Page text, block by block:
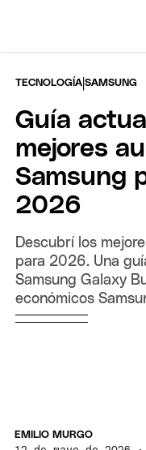
TECNOLOGÍA |SAMSUNG
Guía
mejores
Samsung
2026
Descubrí los
para 2026. Una
Samsung Galaxy
económicos
EMILIO MURGO